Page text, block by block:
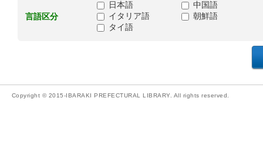
言語区分
日本語
中国語
イタリア語
朝鮮語
タイ語
Copyright © 2015-IBARAKI PREFECTURAL LIBRARY. All rights reserved.